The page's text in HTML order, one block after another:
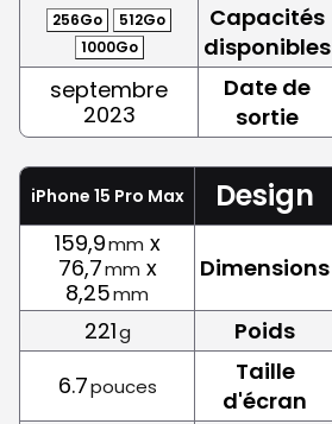
256Go
512Go
1000Go
Capacités
disponibles
septembre
2023
Date de
sortie
iPhone 15 Pro Max Design
159,9mm x
76,7mm x
8,25mm
Dimensions
221g
Poids
6.7pouces
Taille
d'écran